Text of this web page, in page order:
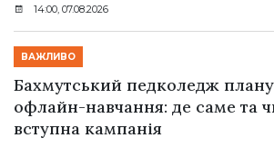
14:00, 07.08.2026
ВАЖЛИВО
Бахмутський педколедж
офлайн-навчання: де саме та
вступна кампанія